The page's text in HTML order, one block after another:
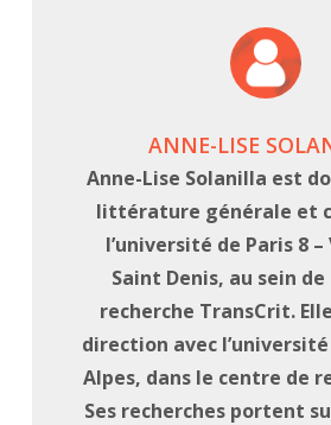
ANNE-LISE
Anne-Lise Solanilla est
littérature générale et
l’université de Paris 8 –
Saint Denis, au sein de
recherche TransCrit.
direction avec
Alpes, dans le centre de
Ses recherches portent